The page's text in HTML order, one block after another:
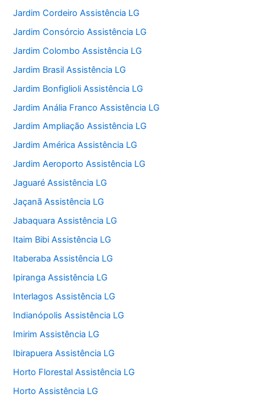
Jardim Cordeiro Assistência LG
Jardim Consórcio Assistência LG
Jardim Colombo Assistência LG
Jardim Brasil Assistência LG
Jardim Bonfiglioli Assistência LG
Jardim Anália Franco Assistência LG
Jardim Ampliação Assistência LG
Jardim América Assistência LG
Jardim Aeroporto Assistência LG
Jaguaré Assistência LG
Jaçanã Assistência LG
Jabaquara Assistência LG
Itaim Bibi Assistência LG
Itaberaba Assistência LG
Ipiranga Assistência LG
Interlagos Assistência LG
Indianópolis Assistência LG
Imirim Assistência LG
Ibirapuera Assistência LG
Horto Florestal Assistência LG
Horto Assistência LG